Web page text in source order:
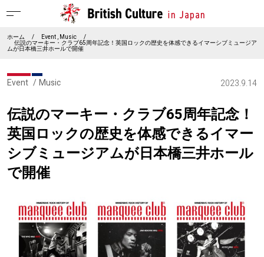
ホーム / Event Music /
伝説のマーキー・クラブ65周年記念！英国ロックの歴史を体感できるイマーシブミュージア
ムが日本橋三井ホールで開催
Event Music 2023.9.14
伝説のマーキー・クラブ65周年記念！
英国ロックの歴史を体感できるイマー
シブミュージアムが日本橋三井ホール
で開催